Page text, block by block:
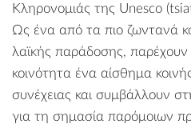
Κληρονομιάς της Unesco
Ως ένα από τα πιο ζωντανά
λαϊκής παράδοσης, παρέχουν
κοινότητα ένα αίσθημα
συνέχειας και συμβάλλουν
για τη σημασία παρόμοιων